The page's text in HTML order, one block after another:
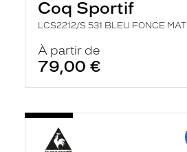
Coq Sportif
LCS2212/S 531 BLEU FONCE MAT
À partir de
79,00 €